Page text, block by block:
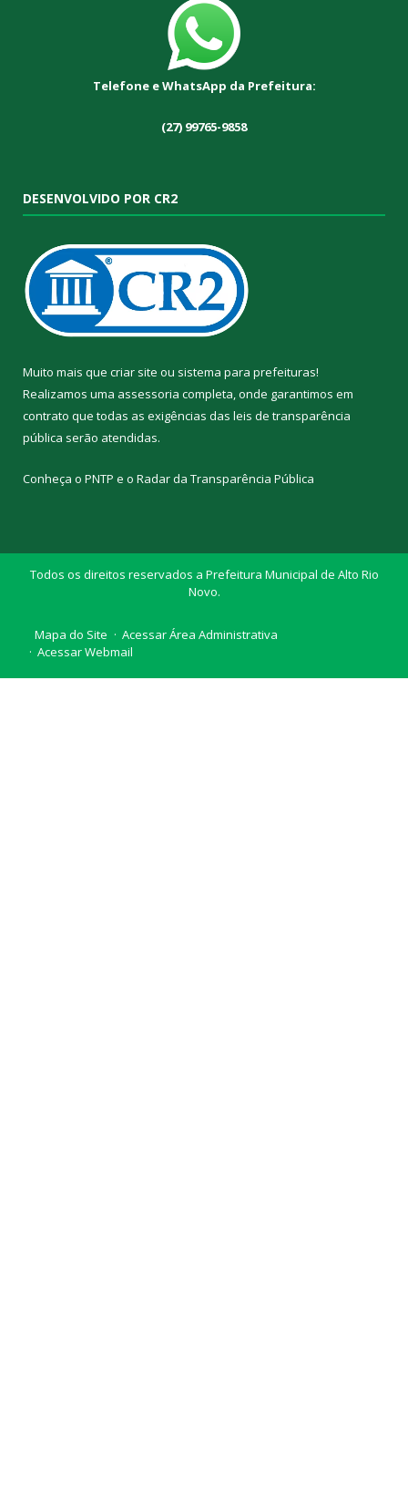
Telefone e WhatsApp da Prefeitura:
(27) 99765-9858
DESENVOLVIDO POR CR2
Muito mais que criar site ou sistema para prefeituras!
Realizamos uma assessoria completa, onde garantimos em
contrato que todas as exigências das leis de transparência
pública serão atendidas.
Conheça o PNTP e o Radar da Transparência Pública
Todos os direitos reservados a Prefeitura Municipal de Alto Rio
Novo.
Mapa do Site
Acessar Área Administrativa
Acessar Webmail